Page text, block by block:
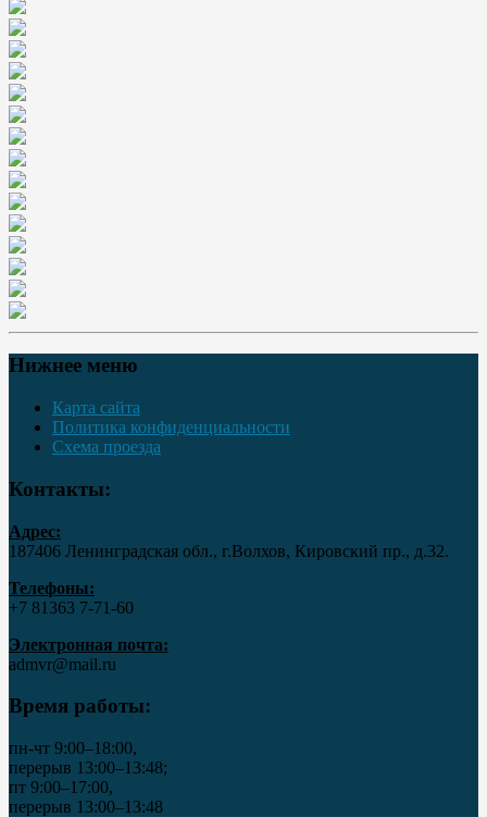
Нижнее меню
Карта сайта
Политика конфиденциальности
Схема проезда
Контакты:
Адрес:
187406 Ленинградская обл., г.Волхов, Кировский пр., д.32.
Телефоны:
+7 81363 7‑71-60
Электронная почта:
admvr@mail.ru
Время работы:
пн-чт 9:00–18:00,
перерыв 13:00–13:48;
пт 9:00–17:00,
перерыв 13:00–13:48